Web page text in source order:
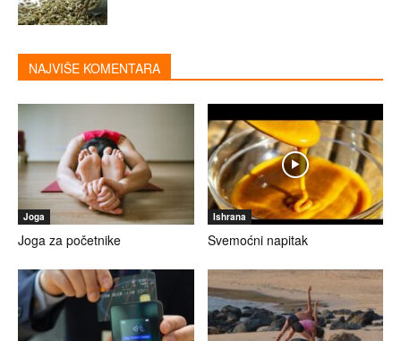
NAJVIŠE KOMENTARA
Joga
Joga za početnike
Ishrana
Svemoćni napitak